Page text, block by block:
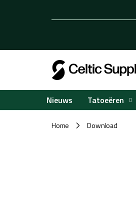
Nieuws Tatoeëren
Home / Download